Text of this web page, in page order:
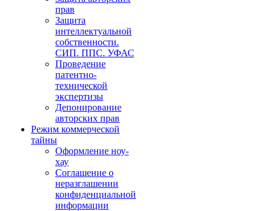
прав
Защита
интеллектуальной
собственности.
СИП. ППС. УФАС
Проведение
патентно-
технической
экспертизы
Депонирование
авторских прав
Режим коммерческой
тайны
Оформление ноу-
хау
Соглашение о
неразглашении
конфиденциальной
информации